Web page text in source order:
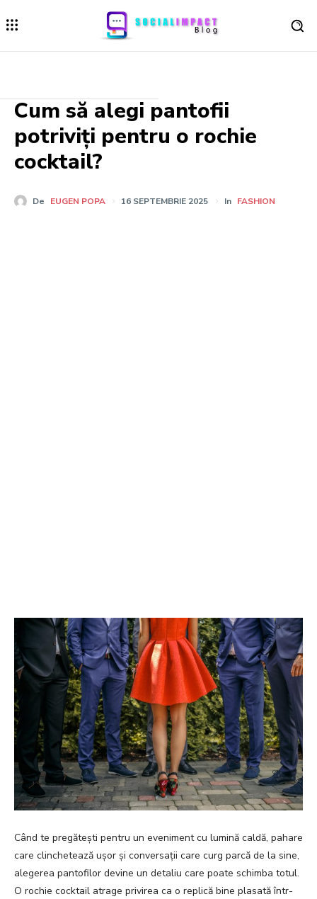
Cum să alegi pantofii
potriviți pentru o rochie
cocktail?
De EUGEN POPA 16 SEPTEMBRIE 2025 In FASHION
Când te pregătești pentru un eveniment cu lumină caldă, pahare
care clinchetează ușor și conversații care curg parcă de la sine,
alegerea pantofilor devine un detaliu care poate schimba totul.
O rochie cocktail atrage privirea ca o replică bine plasată într-